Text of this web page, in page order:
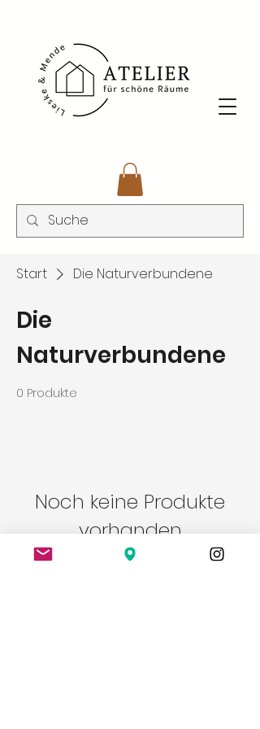
Start Die Naturverbundene
Die
Naturverbundene
0 Produkte
Noch keine Produkte
vorhanden
Bitte eine andere Kategorie wählen,